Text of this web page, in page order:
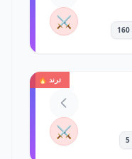
⚔️
ترند 🔥
⚔️